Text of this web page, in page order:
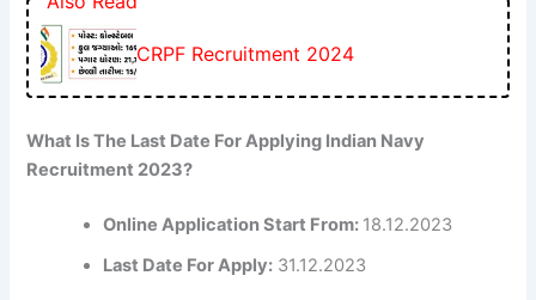
CRPF Recruitment 2024
What Is The Last Date For Applying Indian Navy
Recruitment 2023?
Online Application Start From: 18.12.2023
Last Date For Apply: 31.12.2023